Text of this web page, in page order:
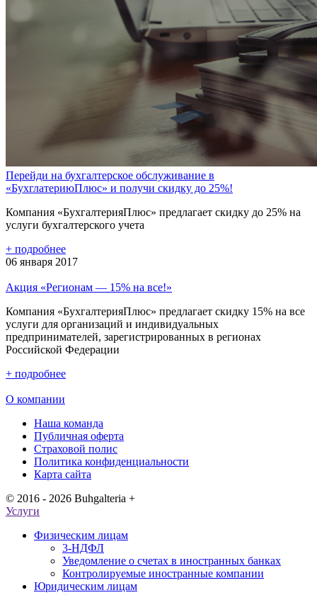
Перейди на бухгалтерское обслуживание в
«БухглатериюПлюс» и получи скидку до 25%!
Компания «БухгалтерияПлюс» предлагает скидку до 25% на
услуги бухгалтерского учета
+ подробнее
06 января 2017
Акция «Регионам — 15% на все!»
Компания «БухгалтерияПлюс» предлагает скидку 15% на все
услуги для организаций и индивидуальных
предпринимателей, зарегистрированных в регионах
Российской Федерации
+ подробнее
О компании
Наша команда
Публичная оферта
Страховой полис
Политика конфиденциальности
Карта сайта
© 2016 - 2026 Buhgalteria +
Услуги
Физическим лицам
3-НДФЛ
Уведомление о счетах в иностранных банках
Контролируемые иностранные компании
Юридическим лицам